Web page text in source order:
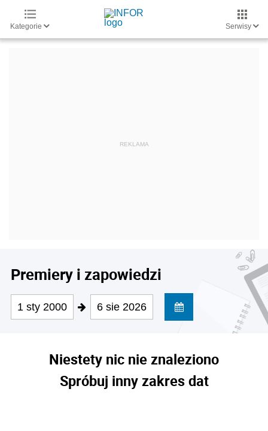
Kategorie Serwisy
Premiery i zapowiedzi
1 sty 2000 6 sie 2026
Niestety nic nie znaleziono
Spróbuj inny zakres dat